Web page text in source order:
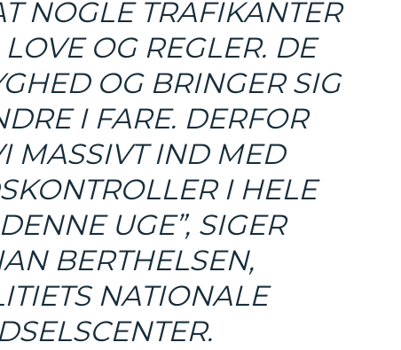
NOGLE TRAFIKANTER
OG REGLER. DE
OG BRINGER SIG
I FARE. DERFOR
MASSIVT IND MED
I HELE
UGE”, SIGER
BERTHELSEN,
NATIONALE